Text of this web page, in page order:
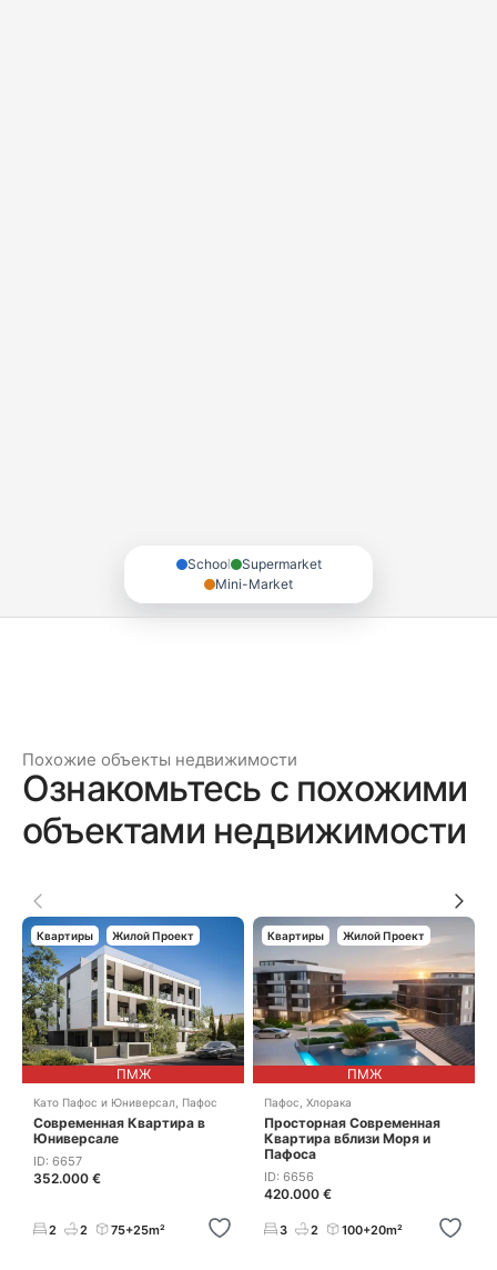
School
Supermarket
Mini-Market
Похожие объекты недвижимости
Ознакомьтесь с похожими
объектами недвижимости
Квартиры Жилой Проект
ПМЖ
Като Пафос и Юниверсал Пафос
Современная Квартира в
Юниверсале
ID: 6657
352.000 €
2 2 75+25m²
Квартиры Жилой Проект
ПМЖ
Пафос Хлорака
Просторная Современная
Квартира вблизи Моря и
Пафоса
ID: 6656
420.000 €
3 2 100+20m²